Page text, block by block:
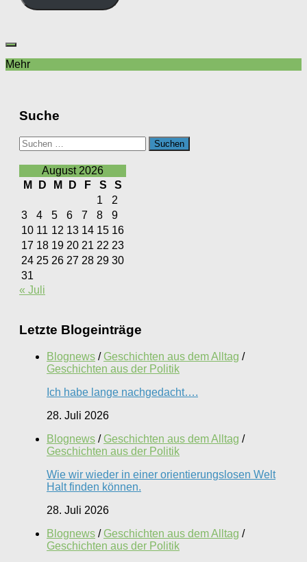
Mehr
Suche
Suchen
nach:
August 2026
M
D M D F S
S
1
2
3
4 5 6 7 8
9
10 11 12 13 14 15 16
17 18 19 20 21 22 23
24 25 26 27 28 29 30
31
« Juli
Letzte Blogeinträge
Blognews / Geschichten aus dem Alltag /
Geschichten aus der Politik
Ich habe lange nachgedacht….
28. Juli 2026
Blognews / Geschichten aus dem Alltag /
Geschichten aus der Politik
Wie wir wieder in einer orientierungslosen Welt
Halt finden können.
28. Juli 2026
Blognews / Geschichten aus dem Alltag /
Geschichten aus der Politik